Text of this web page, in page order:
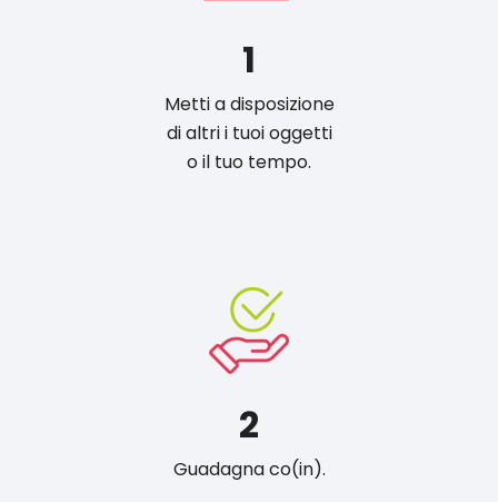
1
Metti a disposizione
di altri i tuoi oggetti
o il tuo tempo.
2
Guadagna co(in).